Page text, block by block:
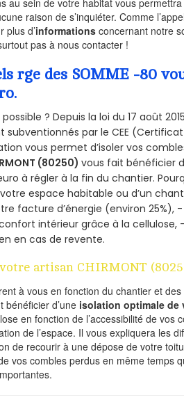
au sein de votre habitat vous permettra
raison de s’inquiéter. Comme
plus d’informations concernant notre
pas à nous contacter !
rge des SOMME -80
? Depuis la loi du 17 août
subventionnés par le CEE
vous permet d’isoler vos
(80250)vous fait bénéficier
à régler à la fin du chantier.
votre espace habitable ou d’un
facture d’énergie (environ 25%),
intérieur grâce à la
en cas de revente.
artisan CHIRMONT
à vous en fonction du chantier et
bénéficier d’une isolation optimale de
en fonction de l’accessibilité de vos
de l’espace. Il vous expliquera les
de recourir à une dépose de votre
vos combles perdus en même temps